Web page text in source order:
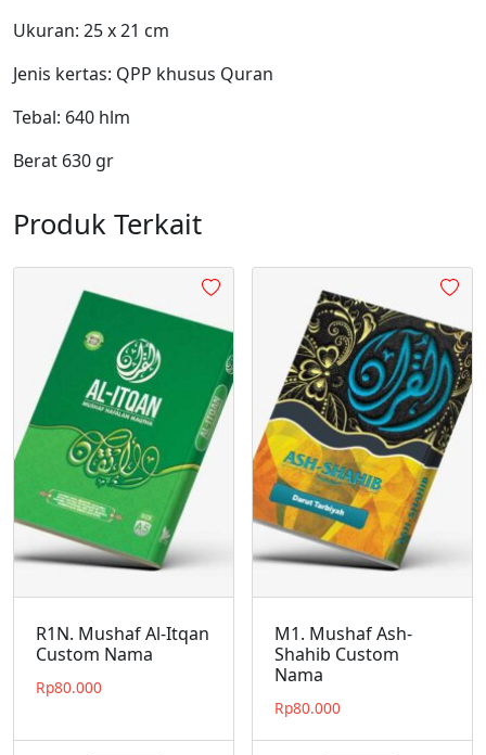
Ukuran: 25 x 21 cm
Jenis kertas: QPP khusus Quran
Tebal: 640 hlm
Berat 630 gr
Produk Terkait
R1N. Mushaf Al-Itqan
Custom Nama
Rp80.000
M1. Mushaf Ash-
Shahib Custom
Nama
Rp80.000